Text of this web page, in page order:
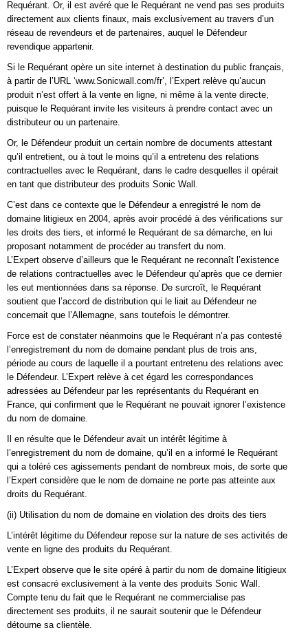
Requérant. Or, il est avéré que le Requérant ne vend pas ses produits
directement aux clients finaux, mais exclusivement au travers d’un
réseau de revendeurs et de partenaires, auquel le Défendeur
revendique appartenir.
Si le Requérant opère un site internet à destination du public français,
à partir de l’URL ‘www.Sonicwall.com/fr’, l’Expert relève qu’aucun
produit n’est offert à la vente en ligne, ni même à la vente directe,
puisque le Requérant invite les visiteurs à prendre contact avec un
distributeur ou un partenaire.
Or, le Défendeur produit un certain nombre de documents attestant
qu’il entretient, ou à tout le moins qu’il a entretenu des relations
contractuelles avec le Requérant, dans le cadre desquelles il opérait
en tant que distributeur des produits Sonic Wall.
C’est dans ce contexte que le Défendeur a enregistré le nom de
domaine litigieux en 2004, après avoir procédé à des vérifications sur
les droits des tiers, et informé le Requérant de sa démarche, en lui
proposant notamment de procéder au transfert du nom.
L’Expert observe d’ailleurs que le Requérant ne reconnaît l’existence
de relations contractuelles avec le Défendeur qu’après que ce dernier
les eut mentionnées dans sa réponse. De surcroît, le Requérant
soutient que l’accord de distribution qui le liait au Défendeur ne
concernait que l’Allemagne, sans toutefois le démontrer.
Force est de constater néanmoins que le Requérant n’a pas contesté
l’enregistrement du nom de domaine pendant plus de trois ans,
période au cours de laquelle il a pourtant entretenu des relations avec
le Défendeur. L’Expert relève à cet égard les correspondances
adressées au Défendeur par les représentants du Requérant en
France, qui confirment que le Requérant ne pouvait ignorer l’existence
du nom de domaine.
Il en résulte que le Défendeur avait un intérêt légitime à
l’enregistrement du nom de domaine, qu’il en a informé le Requérant
qui a toléré ces agissements pendant de nombreux mois, de sorte que
l’Expert considère que le nom de domaine ne porte pas atteinte aux
droits du Requérant.
(ii) Utilisation du nom de domaine en violation des droits des tiers
L’intérêt légitime du Défendeur repose sur la nature de ses activités de
vente en ligne des produits du Requérant.
L’Expert observe que le site opéré à partir du nom de domaine litigieux
est consacré exclusivement à la vente des produits Sonic Wall.
Compte tenu du fait que le Requérant ne commercialise pas
directement ses produits, il ne saurait soutenir que le Défendeur
détourne sa clientèle.